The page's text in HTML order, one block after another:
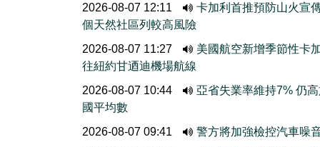
2026-08-07 12:11
卡加利首推預防山火宣
個天然社區列較高風險
2026-08-07 11:27
美國航空新增季節性卡
往紐約甘迺迪機場航線
2026-08-07 10:44
亞省失業率維持7% 仍
國平均數
2026-08-07 09:41
警方將加強檢控汽車噪